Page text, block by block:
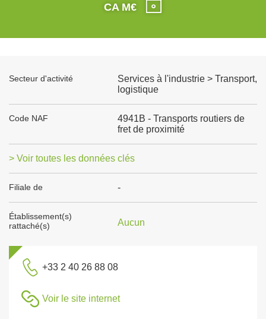
CA M€
Secteur d'activité
Services à l'industrie > Transport,
logistique
Code NAF
4941B - Transports routiers de
fret de proximité
> Voir toutes les données clés
Filiale de -
Établissement(s)
rattaché(s)
Aucun
+33 2 40 26 88 08
Voir le site internet